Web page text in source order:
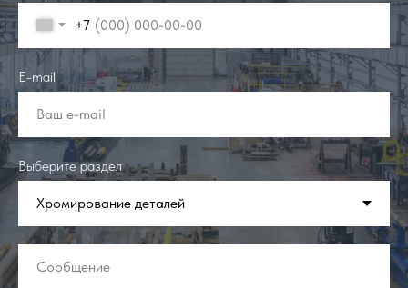
+7
E-mail
Ваш e-mail
Выберите раздел
Сообщение